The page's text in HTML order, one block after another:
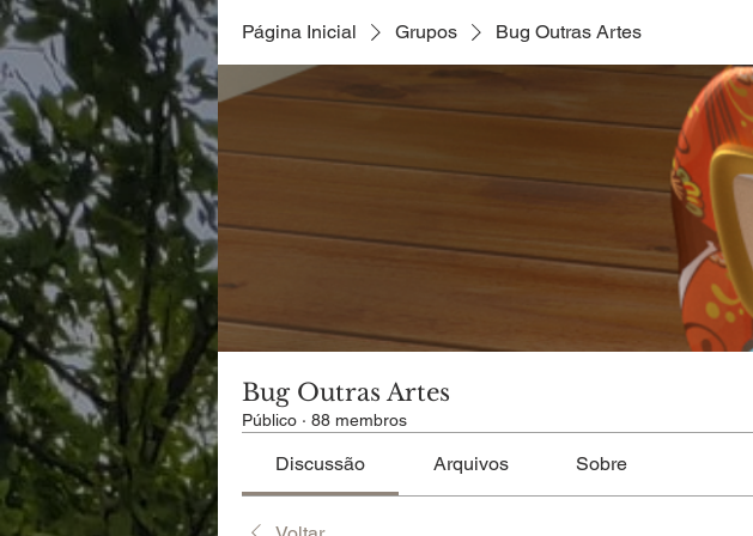
Página Inicial Grupos Bug Outras Artes
Bug Outras Artes
Público · 88 membros
Discussão Arquivos Sobre